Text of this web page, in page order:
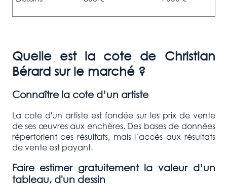
Quelle est la cote de Christian
Bérardsur le marché ?
Connaître la cote d’un artiste
La cote d'un artiste est fondée sur les prix de vente
de ses œuvres aux enchères. Des bases de données
répertorient ces résultats, mais l’accès aux résultats
de vente est payant.
Faire estimer gratuitement la valeur d’un
tableau, d'un dessin